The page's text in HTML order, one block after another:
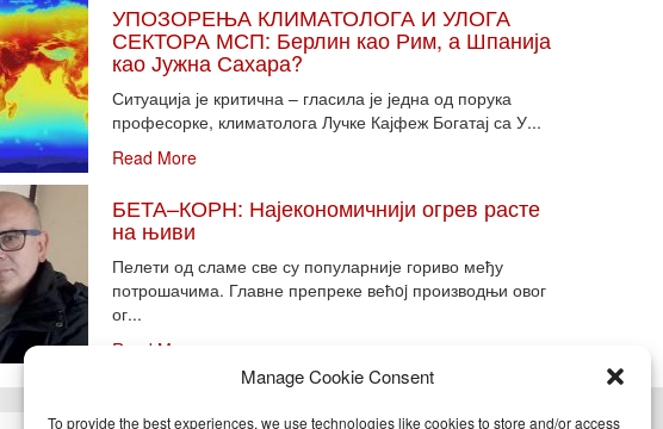
Manage Cookie Consent
To provide the best experiences, we use technologies like cookies to store and/or access
УПОЗОРЕЊА КЛИМАТОЛОГА И УЛОГА
СЕКТОРА МСП: Берлин као Рим, а Шпанија
као Јужна Сахара?
Ситуација је критична – гласила је једна од порука
професорке, климатолога Лучке Кајфеж Богатај са У...
Read More
БЕТА–КОРН: Најекономичнији огрев расте
на њиви
Пелети од сламе све су популарније гориво међу
потрошачима. Главне препреке већoj производњи овог
ог...
Read More